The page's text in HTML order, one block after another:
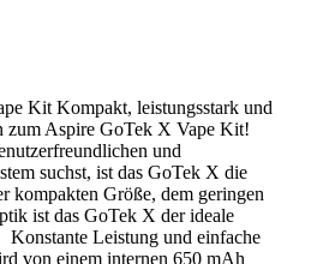
Kit Kompakt, leistungsstark und
zum Aspire GoTek X Vape Kit!
und
suchst, ist das GoTek X die
kompakten Größe, dem geringen
ist das GoTek X der ideale
Leistung und einfache
von einem internen 650 mAh